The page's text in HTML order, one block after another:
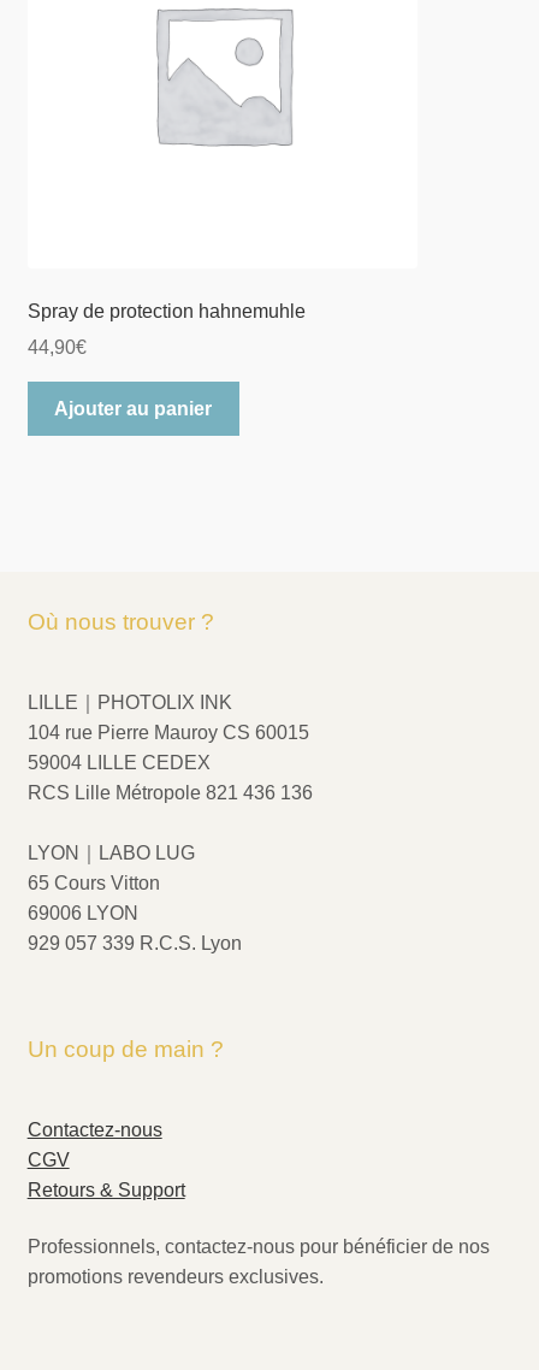
Spray de protection hahnemuhle
44,90€
Ajouter au panier
Où nous trouver ?
LILLE｜PHOTOLIX INK
104 rue Pierre Mauroy CS 60015
59004 LILLE CEDEX
RCS Lille Métropole 821 436 136
LYON｜LABO LUG
65 Cours Vitton
69006 LYON
929 057 339 R.C.S. Lyon
Un coup de main ?
Contactez-nous
CGV
Retours & Support
Professionnels, contactez-nous pour bénéficier de nos
promotions revendeurs exclusives.